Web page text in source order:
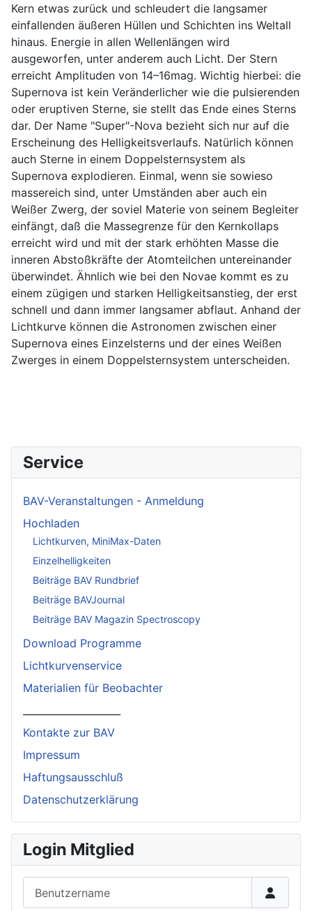
Kern etwas zurück und schleudert die langsamer
einfallenden äußeren Hüllen und Schichten ins Weltall
hinaus. Energie in allen Wellenlängen wird
ausgeworfen, unter anderem auch Licht. Der Stern
erreicht Amplituden von 14–16mag. Wichtig hierbei: die
Supernova ist kein Veränderlicher wie die pulsierenden
oder eruptiven Sterne, sie stellt das Ende eines Sterns
dar. Der Name "Super"-Nova bezieht sich nur auf die
Erscheinung des Helligkeitsverlaufs. Natürlich können
auch Sterne in einem Doppelsternsystem als
Supernova explodieren. Einmal, wenn sie sowieso
massereich sind, unter Umständen aber auch ein
Weißer Zwerg, der soviel Materie von seinem Begleiter
einfängt, daß die Massegrenze für den Kernkollaps
erreicht wird und mit der stark erhöhten Masse die
inneren Abstoßkräfte der Atomteilchen untereinander
überwindet. Ähnlich wie bei den Novae kommt es zu
einem zügigen und starken Helligkeitsanstieg, der erst
schnell und dann immer langsamer abflaut. Anhand der
Lichtkurve können die Astronomen zwischen einer
Supernova eines Einzelsterns und der eines Weißen
Zwerges in einem Doppelsternsystem unterscheiden.
Service
BAV-Veranstaltungen - Anmeldung
Hochladen
Lichtkurven, MiniMax-Daten
Einzelhelligkeiten
Beiträge BAV Rundbrief
Beiträge BAVJournal
Beiträge BAV Magazin Spectroscopy
Download Programme
Lichtkurvenservice
Materialien für Beobachter
Kontakte zur BAV
Impressum
Haftungsausschluß
Datenschutzerklärung
Login Mitglied